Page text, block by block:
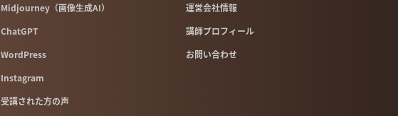
Midjourney（画像生成AI）
ChatGPT
WordPress
Instagram
受講された方の声
運営会社情報
講師プロフィール
お問い合わせ